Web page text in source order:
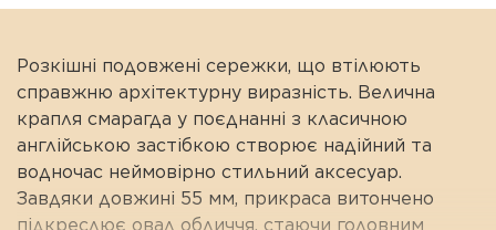
Розкішні подовжені сережки, що втілюють
справжню архітектурну виразність. Велична
крапля смарагда у поєднанні з класичною
англійською застібкою створює надійний та
водночас неймовірно стильний аксесуар.
Завдяки довжині 55 мм, прикраса витончено
підкреслює овал обличчя, стаючи головним